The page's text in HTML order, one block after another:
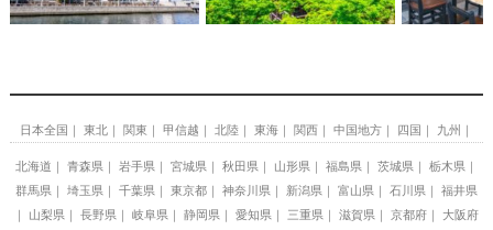
日本全国 東北 関東 甲信越 北陸 東海 関西 中国地方 四国 九州
北海道 青森県 岩手県 宮城県 秋田県 山形県 福島県 茨城県
栃木県
群馬県
埼玉県 千葉県 東京都 神奈川県 新潟県 富山県 石川県
福井県
山梨県
長野県 岐阜県 静岡県 愛知県 三重県 滋賀県 京都府
大阪府